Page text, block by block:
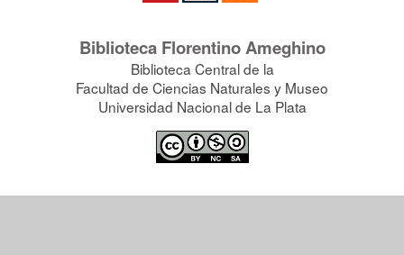
Biblioteca Florentino Ameghino
Biblioteca Central de la
Facultad de Ciencias Naturales y Museo
Universidad Nacional de La Plata